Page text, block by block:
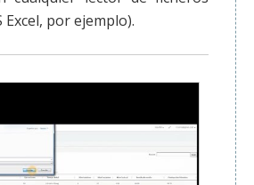
Excel, por ejemplo).